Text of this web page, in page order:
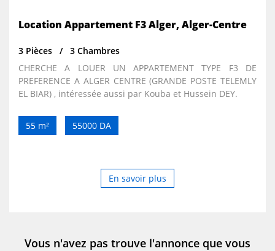
Location Appartement F3 Alger, Alger-Centre
3 Pièces
3 Chambres
CHERCHE A LOUER UN APPARTEMENT TYPE F3 DE
PREFERENCE A ALGER CENTRE (GRANDE POSTE TELEMLY
EL BIAR) , intéressée aussi par Kouba et Hussein DEY.
55 m² 55000 DA
En savoir plus
Vous n'avez pas trouve l'annonce que vous